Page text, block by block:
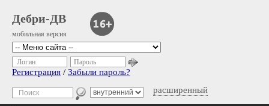
Дебри-ДВ
мобильная версия
расширенный
Логин Пароль
Регистрация / Забыли пароль?